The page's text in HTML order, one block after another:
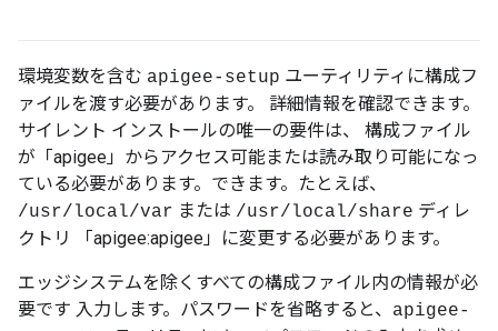
環境変数を含む apigee-setup ユーティリティに構成フ
ァイルを渡す必要があります。 詳細情報を確認できます。
サイレント インストールの唯一の要件は、 構成ファイル
が「apigee」からアクセス可能または読み取り可能になっ
ている必要があります。できます。たとえば、
/usr/local/var または /usr/local/share ディレ
クトリ 「apigee:apigee」に変更する必要があります。
エッジシステムを除くすべての構成ファイル内の情報が必
要です 入力します。パスワードを省略すると、 apigee-